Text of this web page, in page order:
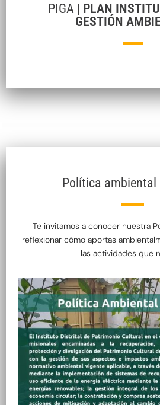
PIGA | PLAN
GESTIÓN
Política ambiental
Te invitamos a conocer nuestra
reflexionar cómo aportas
las actividades que